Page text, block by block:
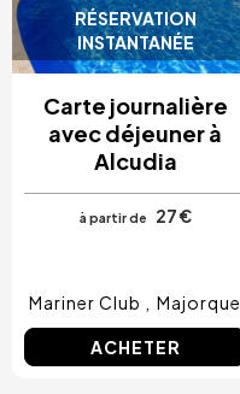
RÉSERVATION
INSTANTANÉE
Carte journalière
avec déjeuner à
Alcudia
à partir de 27 €
Mariner Club Majorque
ACHETER